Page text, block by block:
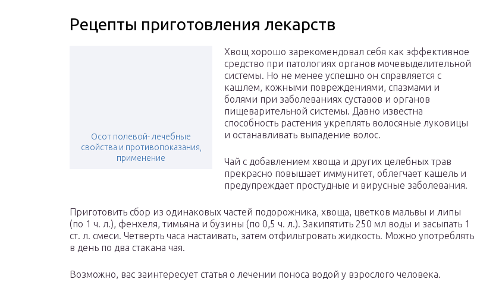
Рецепты приготовления лекарств
Осот полевой- лечебные
свойства и противопоказания,
применение
Хвощ хорошо зарекомендовал себя как эффективное
средство при патологиях органов мочевыделительной
системы. Но не менее успешно он справляется с
кашлем, кожными повреждениями, спазмами и
болями при заболеваниях суставов и органов
пищеварительной системы. Давно известна
способность растения укреплять волосяные луковицы
и останавливать выпадение волос.
Чай с добавлением хвоща и других целебных трав
прекрасно повышает иммунитет, облегчает кашель и
предупреждает простудные и вирусные заболевания.
Приготовить сбор из одинаковых частей подорожника, хвоща, цветков мальвы и липы
(по 1 ч. л.), фенхеля, тимьяна и бузины (по 0,5 ч. л.). Закипятить 250 мл воды и засыпать 1
ст. л. смеси. Четверть часа настаивать, затем отфильтровать жидкость. Можно употреблять
в день по два стакана чая.
Возможно, вас заинтересует статья о лечении поноса водой у взрослого человека.